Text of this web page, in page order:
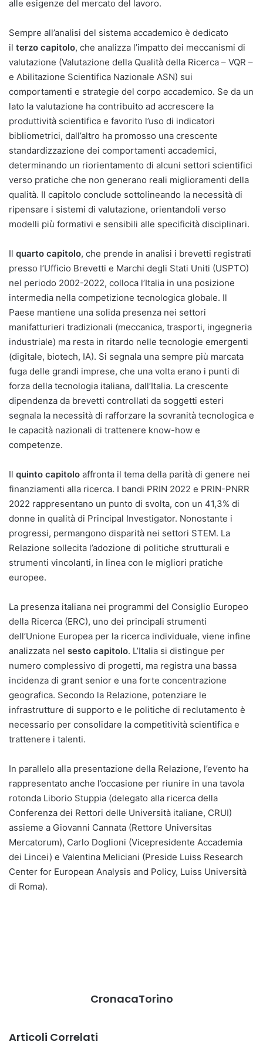
alle esigenze del mercato del lavoro.
Sempre all’analisi del sistema accademico è dedicato
il terzo capitolo, che analizza l’impatto dei meccanismi di
valutazione (Valutazione della Qualità della Ricerca – VQR –
e Abilitazione Scientifica Nazionale ASN) sui
comportamenti e strategie del corpo accademico. Se da un
lato la valutazione ha contribuito ad accrescere la
produttività scientifica e favorito l’uso di indicatori
bibliometrici, dall’altro ha promosso una crescente
standardizzazione dei comportamenti accademici,
determinando un riorientamento di alcuni settori scientifici
verso pratiche che non generano reali miglioramenti della
qualità. Il capitolo conclude sottolineando la necessità di
ripensare i sistemi di valutazione, orientandoli verso
modelli più formativi e sensibili alle specificità disciplinari.
Il quarto capitolo, che prende in analisi i brevetti registrati
presso l’Ufficio Brevetti e Marchi degli Stati Uniti (USPTO)
nel periodo 2002-2022, colloca l’Italia in una posizione
intermedia nella competizione tecnologica globale. Il
Paese mantiene una solida presenza nei settori
manifatturieri tradizionali (meccanica, trasporti, ingegneria
industriale) ma resta in ritardo nelle tecnologie emergenti
(digitale, biotech, IA). Si segnala una sempre più marcata
fuga delle grandi imprese, che una volta erano i punti di
forza della tecnologia italiana, dall’Italia. La crescente
dipendenza da brevetti controllati da soggetti esteri
segnala la necessità di rafforzare la sovranità tecnologica e
le capacità nazionali di trattenere know-how e
competenze.
Il quinto capitolo affronta il tema della parità di genere nei
finanziamenti alla ricerca. I bandi PRIN 2022 e PRIN-PNRR
2022 rappresentano un punto di svolta, con un 41,3% di
donne in qualità di Principal Investigator. Nonostante i
progressi, permangono disparità nei settori STEM. La
Relazione sollecita l’adozione di politiche strutturali e
strumenti vincolanti, in linea con le migliori pratiche
europee.
La presenza italiana nei programmi del Consiglio Europeo
della Ricerca (ERC), uno dei principali strumenti
dell’Unione Europea per la ricerca individuale, viene infine
analizzata nel sesto capitolo. L’Italia si distingue per
numero complessivo di progetti, ma registra una bassa
incidenza di grant senior e una forte concentrazione
geografica. Secondo la Relazione, potenziare le
infrastrutture di supporto e le politiche di reclutamento è
necessario per consolidare la competitività scientifica e
trattenere i talenti.
In parallelo alla presentazione della Relazione, l’evento ha
rappresentato anche l’occasione per riunire in una tavola
rotonda Liborio Stuppia (delegato alla ricerca della
Conferenza dei Rettori delle Università italiane, CRUI)
assieme a Giovanni Cannata (Rettore Universitas
Mercatorum), Carlo Doglioni (Vicepresidente Accademia
dei Lincei) e Valentina Meliciani (Preside Luiss Research
Center for European Analysis and Policy, Luiss Università
di Roma).
CronacaTorino
Articoli Correlati